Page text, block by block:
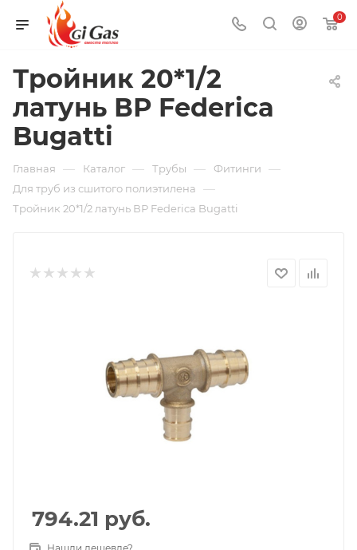
0
Тройник 20*1/2
латунь ВР Federica
Bugatti
Главная — Каталог — Трубы — Фитинги —
Для труб из сшитого полиэтилена —
Тройник 20*1/2 латунь ВР Federica Bugatti
794.21 руб.